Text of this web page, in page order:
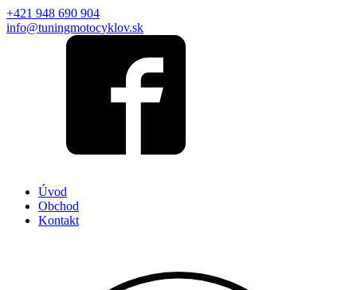
+421 948 690 904
info@tuningmotocyklov.sk
Úvod
Obchod
Kontakt